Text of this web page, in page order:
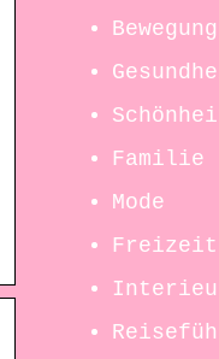
Bewegung
Familie
Mode
Freizeit